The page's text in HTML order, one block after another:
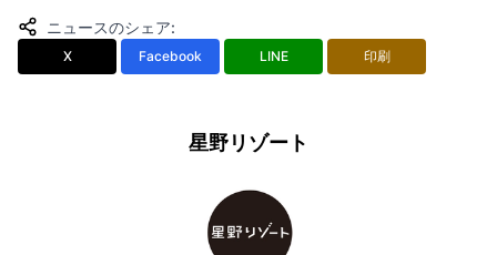
ニュースのシェア:
X Facebook LINE 印刷
星野リゾート